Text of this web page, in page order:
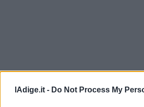
lAdige.it - Do Not Process My